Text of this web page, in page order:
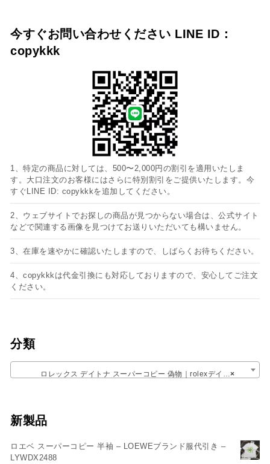
今すぐお問い合わせください LINE ID：
copykkk
1、特定の商品に対しては、500〜2,000円の割引を適用いたしま
す。大口注文のお客様にはさらに特別割引をご提供いたします。今
すぐLINE ID: copykkkを追加してください。
2、ウェブサイトでお探しの商品が見つからない場合は、公式サイト
などで関連する画像を見つけてお送りいただいても構いません。
3、在庫を速やかに確認いたしますので、しばらくお待ちください。
4、copykkkは代金引換にも対応しておりますので、安心してご注文
ください。
分類
×
ロレックス デイトナ スーパーコピー 偽物​｜rolexデイトナ 激安N級 商品​
新製品
ロエベ スーパーコピー 半袖 – LOEWEブランド服代引き –
LYWDX2488